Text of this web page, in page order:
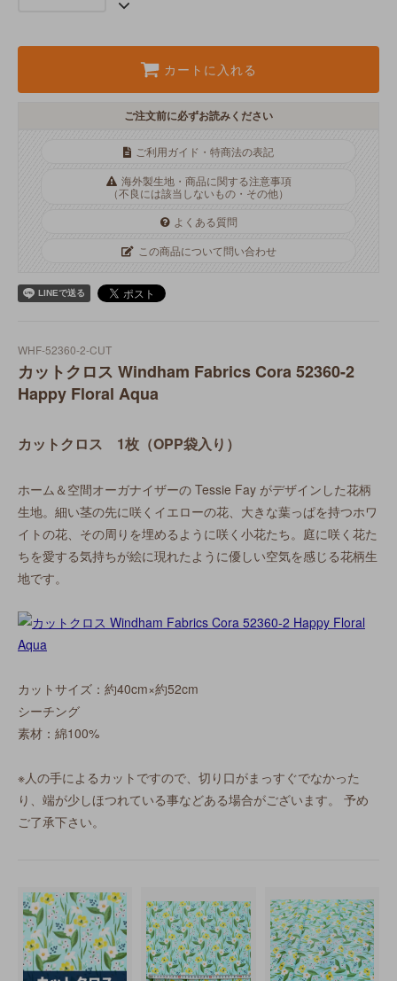
カートに入れる
ご注文前に必ずお読みください
ご利用ガイド・特商法の表記
海外製生地・商品に関する注意事項
（不良には該当しないもの・その他）
よくある質問
この商品について問い合わせ
WHF-52360-2-CUT
カットクロス Windham Fabrics Cora 52360-2
Happy Floral Aqua
カットクロス 1枚（OPP袋入り）
ホーム＆空間オーガナイザーの Tessie Fay がデザインした花柄
生地。細い茎の先に咲くイエローの花、大きな葉っぱを持つホワ
イトの花、その周りを埋めるように咲く小花たち。庭に咲く花た
ちを愛する気持ちが絵に現れたように優しい空気を感じる花柄生
地です。
カットサイズ：約40cm×約52cm
シーチング
素材：綿100%
※人の手によるカットですので、切り口がまっすぐでなかった
り、端が少しほつれている事などある場合がございます。 予め
ご了承下さい。